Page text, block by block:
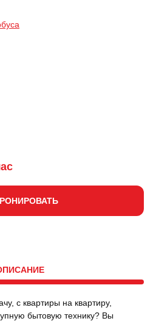
с квартиры на квартиру,
бытовую технику? Вы